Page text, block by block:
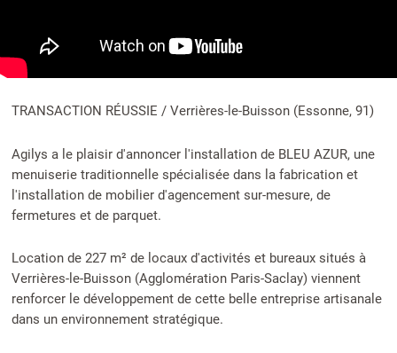
TRANSACTION RÉUSSIE / Verrières-le-Buisson (Essonne, 91)
Agilys a le plaisir d'annoncer l'installation de BLEU AZUR, une
menuiserie traditionnelle spécialisée dans la fabrication et
l'installation de mobilier d'agencement sur-mesure, de
fermetures et de parquet.
Location de 227 m² de locaux d'activités et bureaux situés à
Verrières-le-Buisson (Agglomération Paris-Saclay) viennent
renforcer le développement de cette belle entreprise artisanale
dans un environnement stratégique.